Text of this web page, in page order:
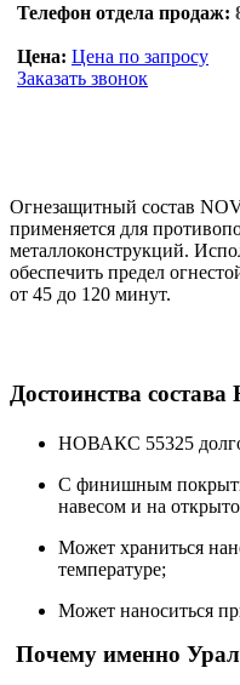
Телефон отдела продаж:
Цена: Цена по запросу
Заказать звонок
Огнезащитный состав
применяется для
металлоконструкций.
обеспечить предел
от 45 до 120 минут.
Достоинства
НОВАКС 55325
С финишным
навесом и на
Может храниться
температуре;
Может наноситься
Почему именно